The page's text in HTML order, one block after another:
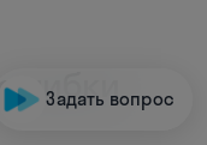
Задать вопрос